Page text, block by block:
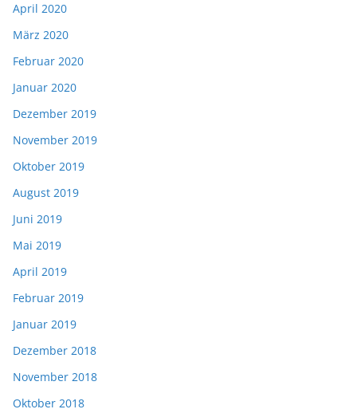
April 2020
März 2020
Februar 2020
Januar 2020
Dezember 2019
November 2019
Oktober 2019
August 2019
Juni 2019
Mai 2019
April 2019
Februar 2019
Januar 2019
Dezember 2018
November 2018
Oktober 2018